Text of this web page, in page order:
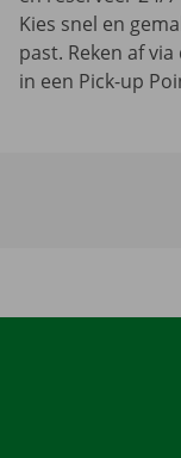
Kies snel en
past. Reken af
in een Pick-up